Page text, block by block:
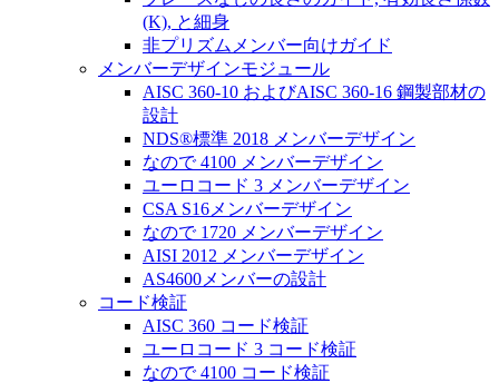
(K), と細身
非プリズムメンバー向けガイド
メンバーデザインモジュール
AISC 360-10 およびAISC 360-16 鋼製部材の
設計
NDS®標準 2018 メンバーデザイン
なので 4100 メンバーデザイン
ユーロコード 3 メンバーデザイン
CSA S16メンバーデザイン
なので 1720 メンバーデザイン
AISI 2012 メンバーデザイン
AS4600メンバーの設計
コード検証
AISC 360 コード検証
ユーロコード 3 コード検証
なので 4100 コード検証